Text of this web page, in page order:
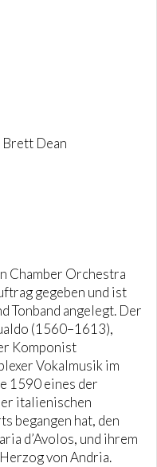
Dean
Chamber Orchestra
gegeben und ist
Tonband angelegt. Der
(1560–1613),
Komponist
Vokalmusik im
1590 eines der
italienischen
begangen hat, den
d’Avolos, und ihrem
von Andria.